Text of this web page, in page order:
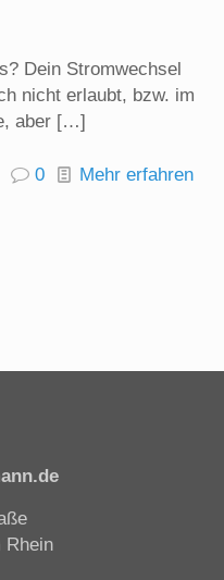
Dein Stromwechsel
nicht erlaubt, bzw. im
aber[…]
0 Mehr erfahren
Rhein